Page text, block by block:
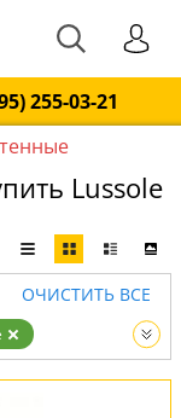
255-03-21
Lussole
ОЧИСТИТЬ ВСЕ